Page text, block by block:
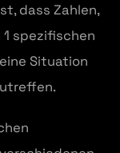
dass Zahlen,
spezifischen
Situation